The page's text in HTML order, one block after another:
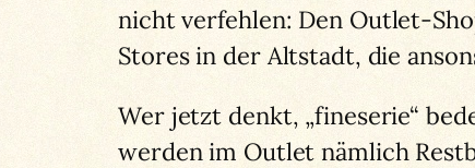
nicht verfehlen: Den Outlet-
Stores in der Altstadt, die
Wer jetzt denkt, „fineserie“
werden im Outlet nämlich